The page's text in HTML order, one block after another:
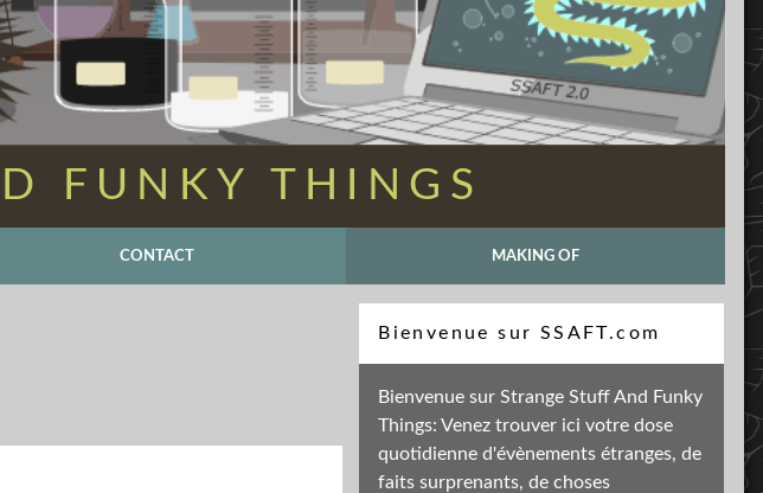
FUNKY THINGS
CONTACT MAKING OF
Bienvenue sur SSAFT.com
Bienvenue sur Strange Stuff And Funky
Things: Venez trouver ici votre dose
quotidienne d'évènements étranges, de
faits surprenants, de choses
Recherche
Soutenez mon activité